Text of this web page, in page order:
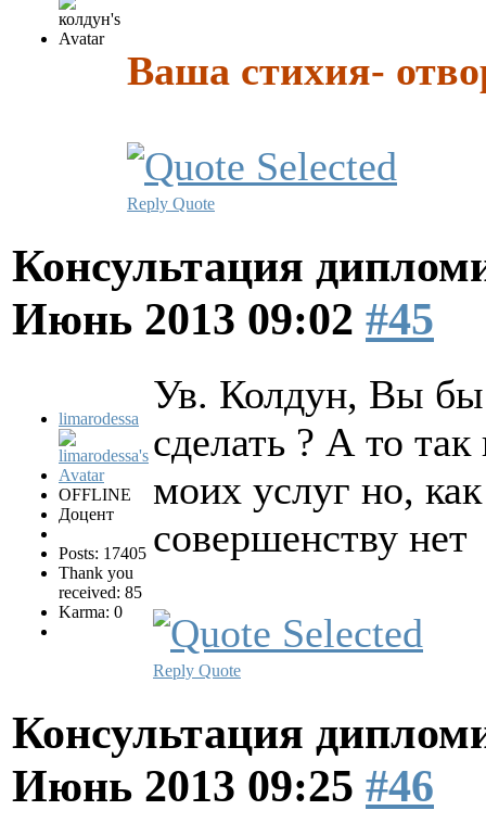
Ваша стихия-
Reply Quote
Консультация
Июнь 2013 09:02 #45
limarodessa
OFFLINE
Доцент
Posts: 17405
Thank you
received: 85
Karma: 0
Ув. Колдун, Вы
сделать ? А то
моих услуг но,
совершенству нет
Reply Quote
Консультация
Июнь 2013 09:25 #46